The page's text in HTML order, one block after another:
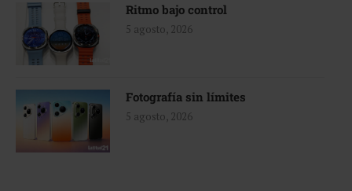
Ritmo bajo control
5 agosto, 2026
Fotografía sin límites
5 agosto, 2026